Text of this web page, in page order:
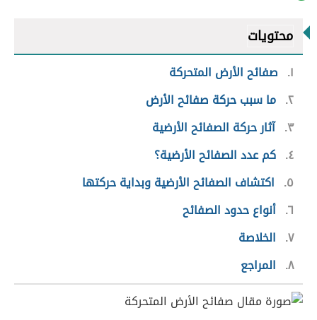
محتويات
١
صفائح الأرض المتحركة
٢ ما سبب حركة صفائح الأرض
٣ آثار حركة الصفائح الأرضية
٤ كم عدد الصفائح الأرضية؟
٥
اكتشاف الصفائح الأرضية وبداية حركتها
٦ أنواع حدود الصفائح
٧ الخلاصة
٨ المراجع